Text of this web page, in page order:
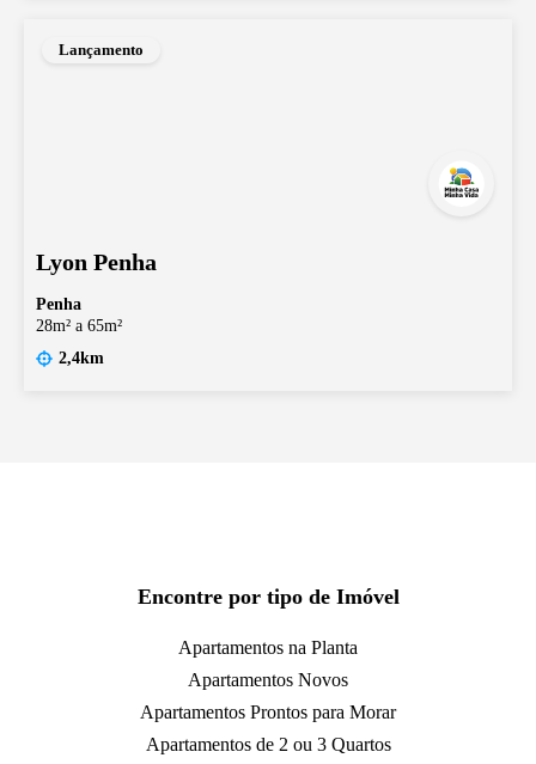
Lançamento
Lyon Penha
Penha
28m² a 65m²
2,4km
Encontre por tipo de Imóvel
Apartamentos na Planta
Apartamentos Novos
Apartamentos Prontos para Morar
Apartamentos de 2 ou 3 Quartos